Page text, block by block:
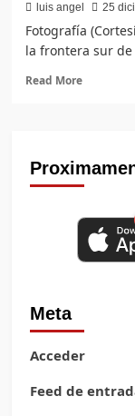
luis angel 25
Fotografía
la frontera sur de
Read MoreRead
frontera
más
del
40%
Meta
Acceder
Feed de